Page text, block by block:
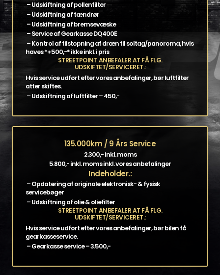
– Udskiftning af pollenfilter
– Udskiftning af tændrør
– Udskiftning af bremsevæske
– Service af Gearkasse DQ400E
– Kontrol af tilstopning af dræn til soltag/panoroma, hvis
haves *+500,-* ikke inkl. i pris
STREETPOINT ANBEFALER AT FÅ FLG.
UDSKIFTET/SERVICERET.:
Hvis service udført efter vores anbefalinger, bør luftfilter
atter skiftes.
– Udskiftning af luftfilter – 450,-
135.000km / 9 Års Service
2.300,- inkl. moms
5.800,- inkl. moms inkl. vores anbefalinger
Indeholder.:
– Opdatering af originale elektronisk- & fysisk
servicebøger
– Udskiftning af olie & oliefilter
STREETPOINT ANBEFALER AT FÅ FLG.
UDSKIFTET/SERVICERET.:
Hvis service udført efter vores anbefalinger, bør bilen få
gearkasseservice.
– Gearkasse service – 3.500,-